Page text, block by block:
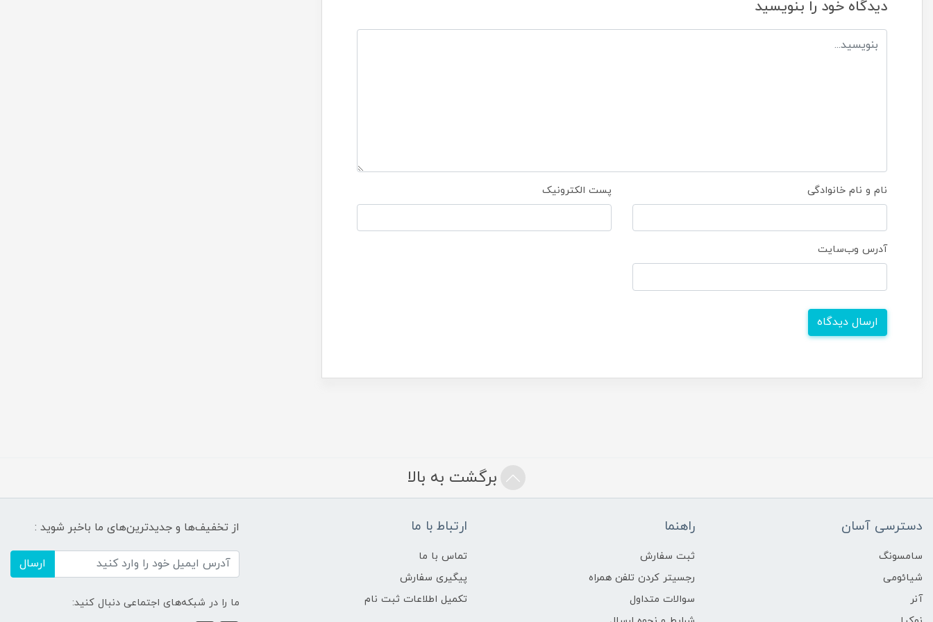
دیدگاه خود را بنویسید
نام و نام خانوادگی پست الکترونیک
آدرس وب‌سایت
ارسال دیدگاه
برگشت به بالا
دسترسی آسان
سامسونگ
شیائومی
آنر
راهنما
ثبت سفارش
رجسیتر کردن تلفن همراه
سوالات متداول
ارتباط با ما
تماس با ما
پیگیری سفارش
تکمیل اطلاعات ثبت نام
از تخفیف‌ها و جدیدترین‌های ما باخبر شوید :
ارسال
ما را در شبکه‌های اجتماعی دنبال کنید: